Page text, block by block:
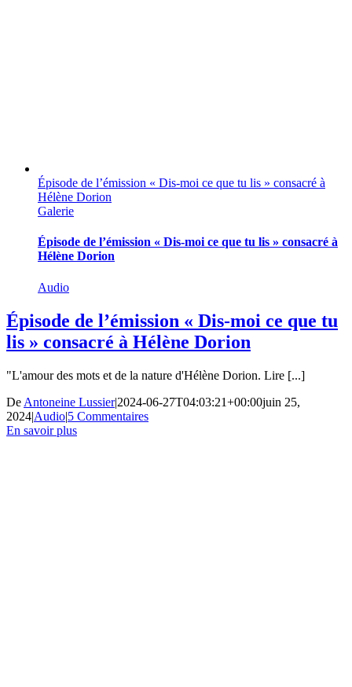
Épisode de l’émission « Dis-moi ce que tu lis » consacré à
Hélène Dorion
Galerie
Épisode de l’émission « Dis-moi ce que tu lis » consacré à
Hélène Dorion
Audio
Épisode de l’émission « Dis-moi ce que tu
lis » consacré à Hélène Dorion
"L'amour des mots et de la nature d'Hélène Dorion. Lire [...]
De Antoneine Lussier|2024-06-27T04:03:21+00:00juin 25,
2024|Audio|5 Commentaires
En savoir plus